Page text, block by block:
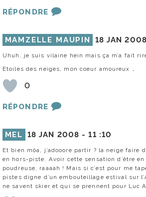
RÉPONDRE
MAMZELLE MAUPIN 18 JAN
Uhuh, je suis vilaine hein mais ça m’a fait
Etoiles des neiges, mon coeur amoureux …
0
RÉPONDRE
MEL 18 JAN 2008 -11 :10
Et bien môa, j’adooore partir ? la neige faire
en hors-piste. Avoir cette sensation d’être
poudreuse, raaaah ! Mais si c’est pour me
pistes digne d’un embouteillage estival sur
ne savent skier et qui se prennent pour Luc